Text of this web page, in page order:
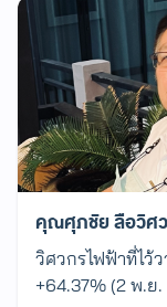
คุณศุภชัย ลือวิศ
วิศวกรไฟฟ้าที่ไว้ว
+64.37% (2 พ.ย